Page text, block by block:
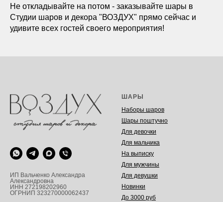
Не откладывайте на потом - заказывайте шары в
Студии шаров и декора "ВОЗДУХ" прямо сейчас и
удивите всех гостей своего мероприятия!
ИП Вальченко Александра
Александровна
ИНН 272198202960
ОГРНИП 323270000062437
ШАРЫ
Наборы шаров
Шары поштучно
Для девочки
Для мальчика
На выписку
Для мужчины
Для девушки
Новинки
До 3000 руб